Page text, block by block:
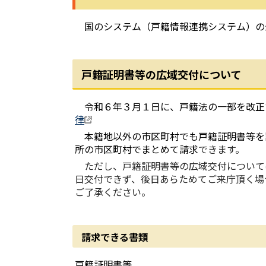
国のシステム（戸籍情報連携システム）
戸籍証明書等の広域交付について
令和６年３月１日に、戸籍法の一部を改
律
本籍地以外の市区町村でも戸籍証明書等
所の市区町村でまとめて請求できます。
ただし、戸籍証明書等の広域交付につい
日交付できず、後日あらためてご来庁頂く
ご了承ください。
請求できる書類